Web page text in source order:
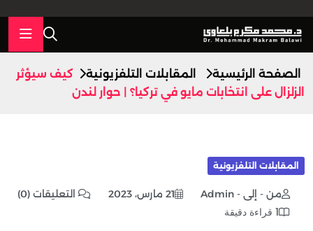
الصفحة الرئيسية المقابلات التلفزيونية
كيف سيؤثر
الزلزال على انتخابات مايو في تركيا؟ | حوار لندن
المقابلات التلفزيونية
من - إلى - Admin 21 مارس، 2023 التعليقات (0)
1 قراءة دقيقة